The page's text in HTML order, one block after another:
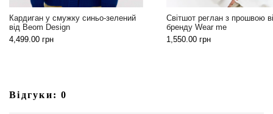
Кардиган у смужку синьо-зелений
від Beom Design
4,499.00 грн
Світшот реглан з прошвою
бренду Wear me
1,550.00 грн
Відгуки: 0